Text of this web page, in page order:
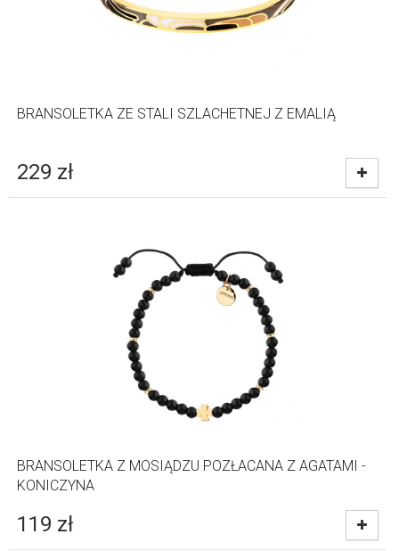
BRANSOLETKA ZE STALI SZLACHETNEJ Z EMALIĄ
229 zł
BRANSOLETKA Z MOSIĄDZU POZŁACANA Z AGATAMI -
KONICZYNA
119 zł